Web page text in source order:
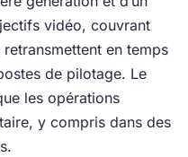
vidéo, couvrant
en temps
de pilotage. Le
les opérations
y compris dans des